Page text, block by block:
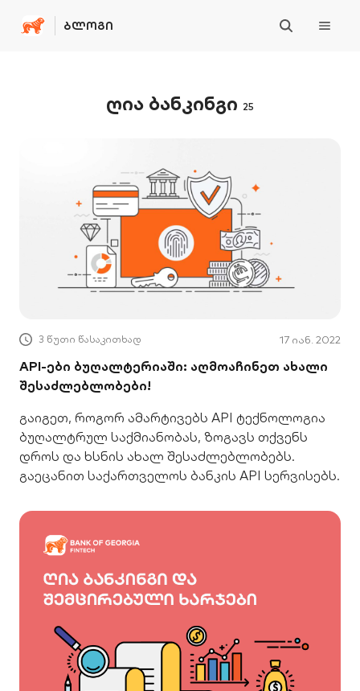
ᲑᲚᲝᲒᲘ
ღია ბანკინგი 25
3 წუთი წასაკითხად 17 იან. 2022
API-ები ბუღალტერიაში: აღმოაჩინეთ ახალი
შესაძლებლობები!
გაიგეთ, როგორ ამარტივებს API ტექნოლოგია
ბუღალტრულ საქმიანობას, ზოგავს თქვენს
დროს და ხსნის ახალ შესაძლებლობებს.
გაეცანით საქართველოს ბანკის API სერვისებს.